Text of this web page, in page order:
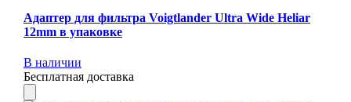
Адаптер для фильтра Voigtlander Ultra Wide Heliar
12mm в упаковке
В наличии
Бесплатная доставка